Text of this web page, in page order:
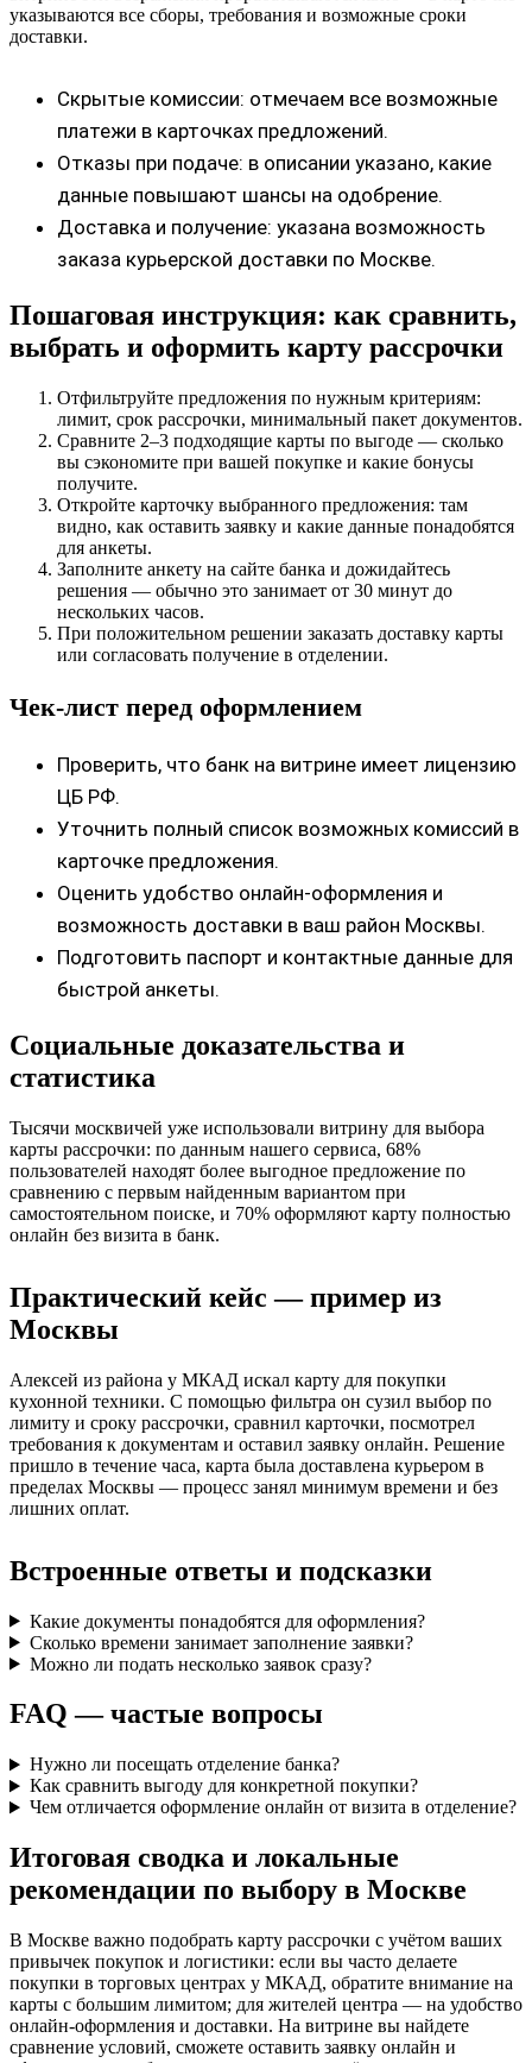
указываются все сборы, требования и возможные сроки
доставки.
Скрытые комиссии: отмечаем все возможные
платежи в карточках предложений.
Отказы при подаче: в описании указано, какие
данные повышают шансы на одобрение.
Доставка и получение: указана возможность
заказа курьерской доставки по Москве.
Пошаговая инструкция: как сравнить,
выбрать и оформить карту рассрочки
Отфильтруйте предложения по нужным критериям:
лимит, срок рассрочки, минимальный пакет документов.
Сравните 2–3 подходящие карты по выгоде — сколько
вы сэкономите при вашей покупке и какие бонусы
получите.
Откройте карточку выбранного предложения: там
видно, как оставить заявку и какие данные понадобятся
для анкеты.
Заполните анкету на сайте банка и дожидайтесь
решения — обычно это занимает от 30 минут до
нескольких часов.
При положительном решении заказать доставку карты
или согласовать получение в отделении.
Чек-лист перед оформлением
Проверить, что банк на витрине имеет лицензию
ЦБ РФ.
Уточнить полный список возможных комиссий в
карточке предложения.
Оценить удобство онлайн-оформления и
возможность доставки в ваш район Москвы.
Подготовить паспорт и контактные данные для
быстрой анкеты.
Социальные доказательства и
статистика
Тысячи москвичей уже использовали витрину для выбора
карты рассрочки: по данным нашего сервиса, 68%
пользователей находят более выгодное предложение по
сравнению с первым найденным вариантом при
самостоятельном поиске, и 70% оформляют карту полностью
онлайн без визита в банк.
Практический кейс — пример из
Москвы
Алексей из района у МКАД искал карту для покупки
кухонной техники. С помощью фильтра он сузил выбор по
лимиту и сроку рассрочки, сравнил карточки, посмотрел
требования к документам и оставил заявку онлайн. Решение
пришло в течение часа, карта была доставлена курьером в
пределах Москвы — процесс занял минимум времени и без
лишних оплат.
Встроенные ответы и подсказки
Какие документы понадобятся для оформления?
Сколько времени занимает заполнение заявки?
Можно ли подать несколько заявок сразу?
FAQ — частые вопросы
Нужно ли посещать отделение банка?
Как сравнить выгоду для конкретной покупки?
Чем отличается оформление онлайн от визита в отделение?
Итоговая сводка и локальные
рекомендации по выбору в Москве
В Москве важно подобрать карту рассрочки с учётом ваших
привычек покупок и логистики: если вы часто делаете
покупки в торговых центрах у МКАД, обратите внимание на
карты с большим лимитом; для жителей центра — на удобство
онлайн-оформления и доставки. На витрине вы найдете
сравнение условий, сможете оставить заявку онлайн и